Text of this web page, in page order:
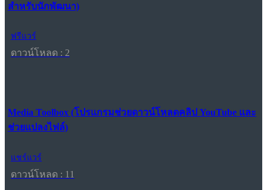
สำหรับนักพัฒนา)
ฟรีแวร์
ดาวน์โหลด : 2
Media Toolbox (โปรแกรมช่วยดาวน์โหลดคลิป YouTube และ
ช่วยแปลงไฟล์)
แชร์แวร์
ดาวน์โหลด : 11